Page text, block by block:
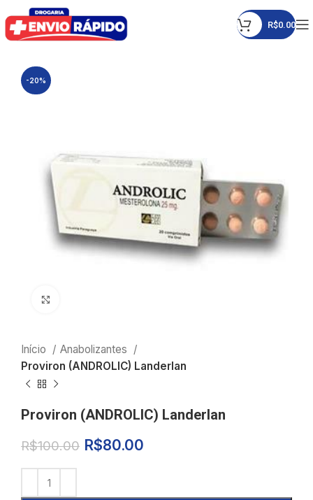
R$0.00
-20%
Início
Anabolizantes
Proviron (ANDROLIC) Landerlan
Proviron (ANDROLIC) Landerlan
R$100.00 R$80.00